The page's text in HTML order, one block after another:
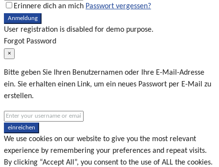
Erinnere dich an mich Passwort vergessen?
Anmeldung
User registration is disabled for demo purpose.
Forgot Password
×
Bitte geben Sie Ihren Benutzernamen oder Ihre E-Mail-Adresse
ein. Sie erhalten einen Link, um ein neues Passwort per E-Mail zu
erstellen.
einreichen
We use cookies on our website to give you the most relevant
experience by remembering your preferences and repeat visits.
By clicking “Accept All”, you consent to the use of ALL the cookies.